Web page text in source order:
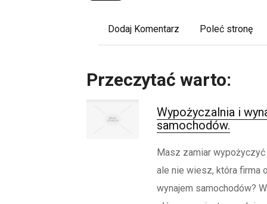
Dodaj Komentarz Poleć stronę
Przeczytać warto:
Wypożyczalnia i
samochodów.
Masz zamiar wypożyczyć
ale nie wiesz, która firma
wynajem samochodów?